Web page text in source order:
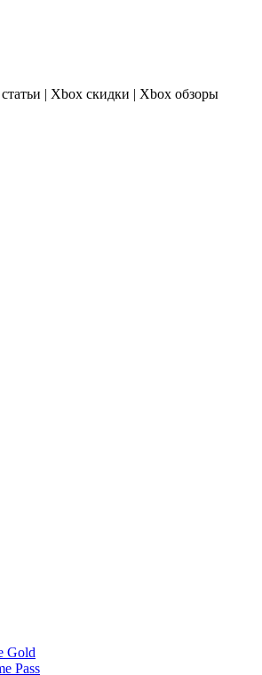
| Xbox скидки | Xbox обзоры
Gold
Pass